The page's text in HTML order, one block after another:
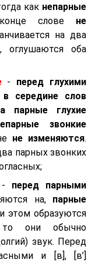
как непарные
слове не
на два
оглушаются оба
- перед глухими
середине слов
парные глухие
звонкие
не изменяются.
парных звонких
перед парными
на, парные
этом образуются
то они обычно
звук. Перед
и [в], [в’]